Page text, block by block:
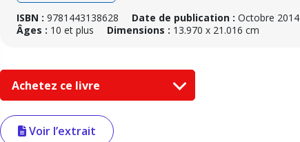
ISBN : 9781443138628 Date de publication : Octobre 2014
Âges : 10 et plus Dimensions : 13.970 x 21.016 cm
Achetez ce livre
Voir l’extrait